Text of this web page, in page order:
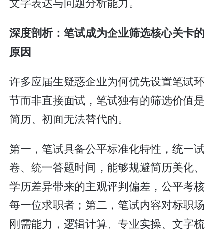
深度剖析：笔试成为企业筛选核心关卡的
原因
许多应届生疑惑企业为何优先设置笔试环
节而非直接面试，笔试独有的筛选价值是
简历、初面无法替代的。
第一，笔试具备公平标准化特性，统一试
卷、统一答题时间，能够规避简历美化、
学历差异带来的主观评判偏差，公平考核
每一位求职者；第二，笔试内容对标职场
刚需能力，逻辑计算、专业实操、文字梳